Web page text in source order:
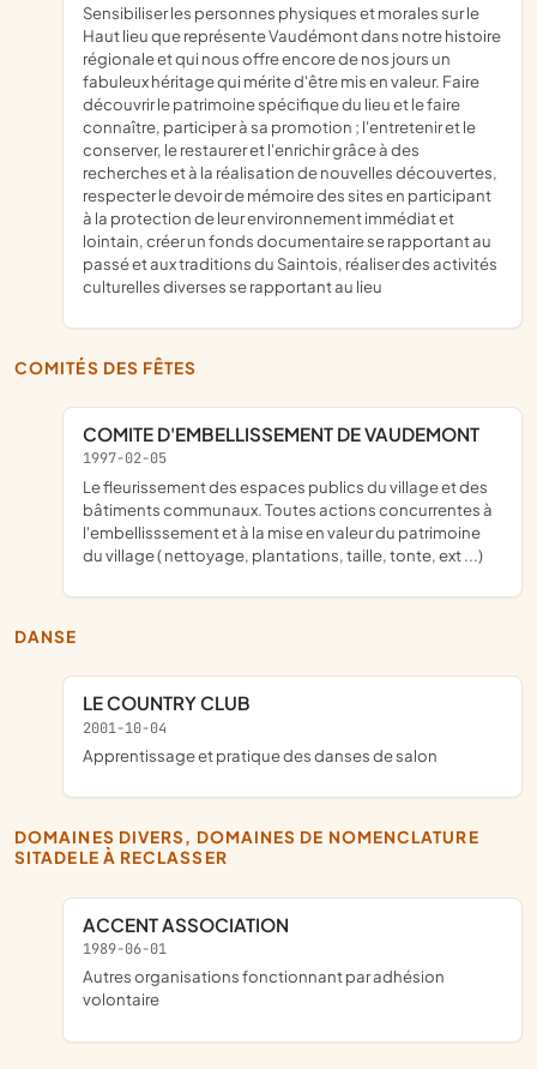
sensibiliser les personnes physiques et morales sur le
Haut lieu que représente Vaudémont dans notre histoire
régionale et qui nous offre encore de nos jours un
fabuleux héritage qui mérite d'être mis en valeur. Faire
découvrir le patrimoine spécifique du lieu et le faire
connaître, participer à sa promotion ; l'entretenir et le
conserver, le restaurer et l'enrichir grâce à des
recherches et à la réalisation de nouvelles découvertes,
respecter le devoir de mémoire des sites en participant
à la protection de leur environnement immédiat et
lointain, créer un fonds documentaire se rapportant au
passé et aux traditions du Saintois, réaliser des activités
culturelles diverses se rapportant au lieu
COMITÉS DES FÊTES
COMITE D'EMBELLISSEMENT DE VAUDEMONT
1997-02-05
le fleurissement des espaces publics du village et des
bâtiments communaux. Toutes actions concurrentes à
l'embellisssement et à la mise en valeur du patrimoine
du village ( nettoyage, plantations, taille, tonte, ext ...)
DANSE
LE COUNTRY CLUB
2001-10-04
Apprentissage et pratique des danses de salon
DOMAINES DIVERS, DOMAINES DE NOMENCLATURE
SITADELE À RECLASSER
ACCENT ASSOCIATION
1989-06-01
Autres organisations fonctionnant par adhésion
volontaire